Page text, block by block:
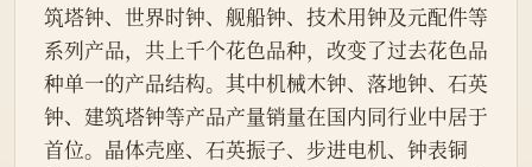
筑塔钟、世界时钟、舰船钟、技术用钟及元配件等
系列产品，共上千个花色品种，改变了过去花色品
种单一的产品结构。其中机械木钟、落地钟、石英
钟、建筑塔钟等产品产量销量在国内同行业中居于
首位。晶体壳座、石英振子、步进电机、钟表铜